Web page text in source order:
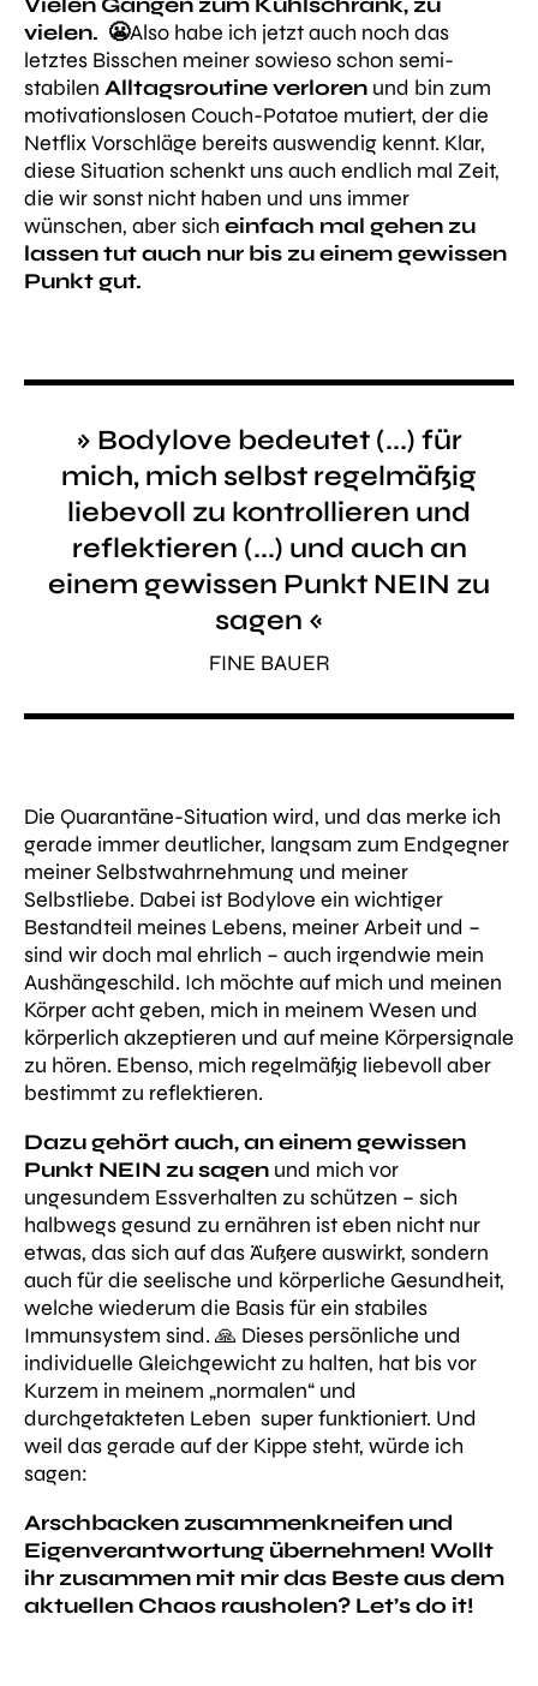
vielen. 😬Also habe ich jetzt auch noch das
letztes Bisschen meiner sowieso schon semi-
stabilen Alltagsroutine verloren und bin zum
motivationslosen Couch-Potatoe mutiert, der die
Netflix Vorschläge bereits auswendig kennt. Klar,
diese Situation schenkt uns auch endlich mal Zeit,
die wir sonst nicht haben und uns immer
wünschen, aber sich einfach mal gehen zu
lassen tut auch nur bis zu einem gewissen
Punkt gut.
» Bodylove bedeutet (...) für
mich, mich selbst regelmäßig
liebevoll zu kontrollieren und
reflektieren (...) und auch an
einem gewissen Punkt NEIN zu
sagen «
FINE BAUER
Die Quarantäne-Situation wird, und das merke ich
gerade immer deutlicher, langsam zum Endgegner
meiner Selbstwahrnehmung und meiner
Selbstliebe. Dabei ist Bodylove ein wichtiger
Bestandteil meines Lebens, meiner Arbeit und –
sind wir doch mal ehrlich – auch irgendwie mein
Aushängeschild. Ich möchte auf mich und meinen
Körper acht geben, mich in meinem Wesen und
körperlich akzeptieren und auf meine Körpersignale
zu hören. Ebenso, mich regelmäßig liebevoll aber
bestimmt zu reflektieren.
Dazu gehört auch, an einem gewissen
Punkt NEIN zu sagen und mich vor
ungesundem Essverhalten zu schützen – sich
halbwegs gesund zu ernähren ist eben nicht nur
etwas, das sich auf das Äußere auswirkt, sondern
auch für die seelische und körperliche Gesundheit,
welche wiederum die Basis für ein stabiles
Immunsystem sind. 🙏 Dieses persönliche und
individuelle Gleichgewicht zu halten, hat bis vor
Kurzem in meinem „normalen“ und
durchgetakteten Leben super funktioniert. Und
weil das gerade auf der Kippe steht, würde ich
sagen:
Arschbacken zusammenkneifen und
Eigenverantwortung übernehmen! Wollt
ihr zusammen mit mir das Beste aus dem
aktuellen Chaos rausholen? Let’s do it!